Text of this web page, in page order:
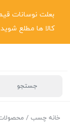
بعلت نوسانات
کالا ها مطلع شوید.
خانه چسب /